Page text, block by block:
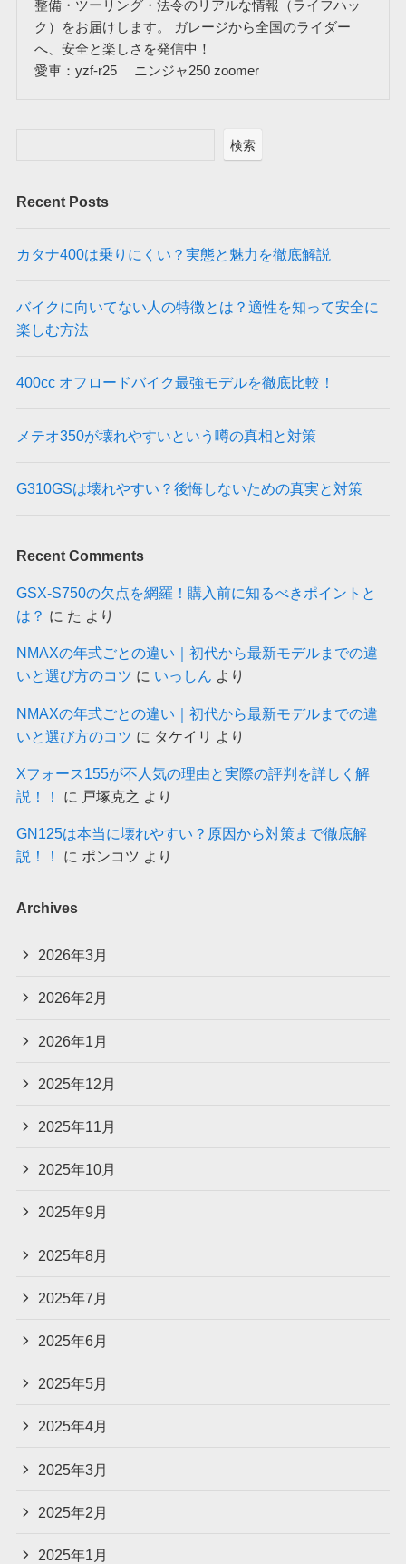
整備・ツーリング・法令のリアルな情報（ライフハッ
ク）をお届けします。 ガレージから全国のライダー
へ、安全と楽しさを発信中！
愛車：yzf-r25 ニンジャ250 zoomer
検索
Recent Posts
カタナ400は乗りにくい？実態と魅力を徹底解説
バイクに向いてない人の特徴とは？適性を知って安全に
楽しむ方法
400cc オフロードバイク最強モデルを徹底比較！
メテオ350が壊れやすいという噂の真相と対策
G310GSは壊れやすい？後悔しないための真実と対策
Recent Comments
GSX-S750の欠点を網羅！購入前に知るべきポイントと
は？ に た より
NMAXの年式ごとの違い｜初代から最新モデルまでの違
いと選び方のコツ に いっしん より
NMAXの年式ごとの違い｜初代から最新モデルまでの違
いと選び方のコツ に タケイリ より
Xフォース155が不人気の理由と実際の評判を詳しく解
説！！
に 戸塚克之 より
GN125は本当に壊れやすい？原因から対策まで徹底解
説！！
に ポンコツ より
Archives
2026年3月
2026年2月
2026年1月
2025年12月
2025年11月
2025年10月
2025年9月
2025年8月
2025年7月
2025年6月
2025年5月
2025年4月
2025年3月
2025年2月
2025年1月